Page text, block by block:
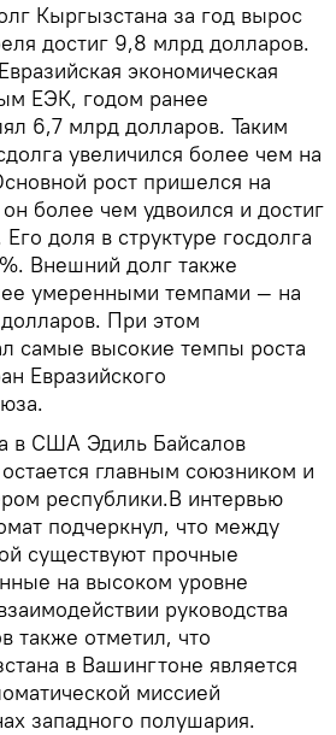
Кыргызстана за год вырос
достиг 9,8 млрд долларов.
экономическая
ЕЭК, годом ранее
6,7 млрд долларов. Таким
увеличился более чем на
рост пришелся на
более чем удвоился и достиг
доля в структуре госдолга
Внешний долг также
умеренными темпами — на
При этом
самые высокие темпы роста
Евразийского
в США Эдиль Байсалов
главным союзником и
республики.В интервью
подчеркнул, что между
существуют прочные
на высоком уровне
руководства
также отметил, что
в Вашингтоне является
миссией
западного полушария.